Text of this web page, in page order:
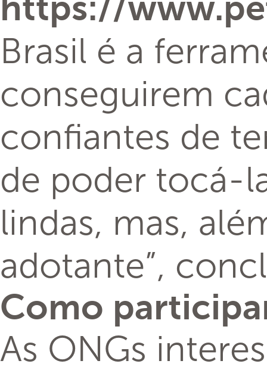
As ONGs
deverão entrar
dados e
logo para
contando um
contato direto.
Os sinais
Ter um pet em